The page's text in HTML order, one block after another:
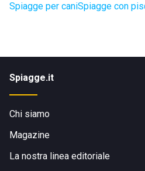
Spiagge per caniSpiagge con
Spiagge.it
Chi siamo
Magazine
La nostra linea editoriale